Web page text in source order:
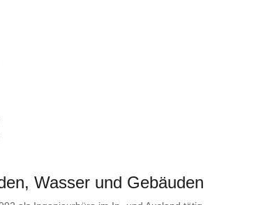
Wasser und Gebäuden